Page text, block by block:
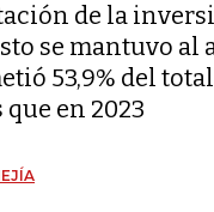
de la
se mantuvo al
53,9% del
que en 2023